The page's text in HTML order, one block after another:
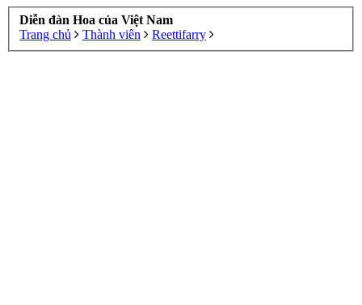
Diễn đàn Hoa của Việt Nam
Trang chủ
Thành viên Reettifarry